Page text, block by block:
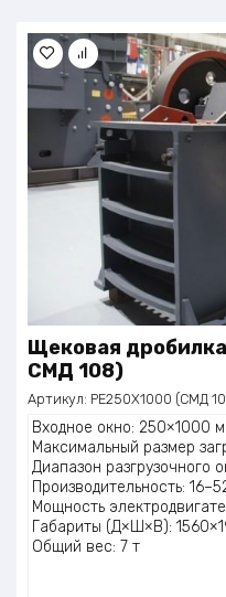
Щековая
СМД 108)
Артикул: РЕ250Х1000 (СМД
Входное окно: 250×1000
Максимальный размер
Диапазон разгрузочного
Производительность:
Мощность
Габариты (Д×Ш×В):
Общий вес: 7 т